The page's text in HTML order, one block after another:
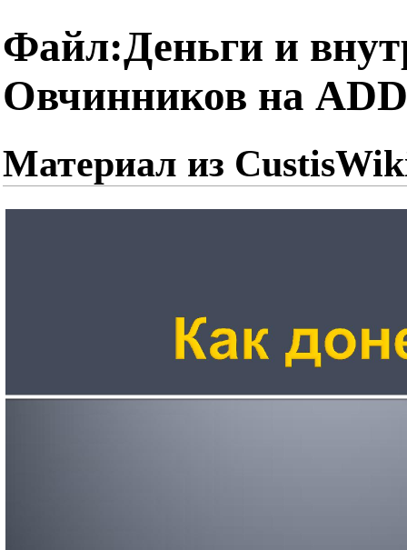
Файл:Деньги и
Овчинников на
Материал из